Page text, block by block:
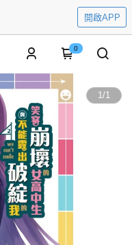
開啟APP
0
1/1